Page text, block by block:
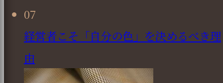
07
経営者こそ「自分の色」を決めるべき理
由